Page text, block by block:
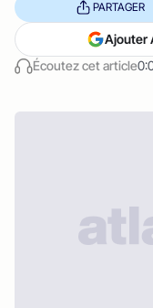
Écoutez cet article
PARTAGER
Ajouter